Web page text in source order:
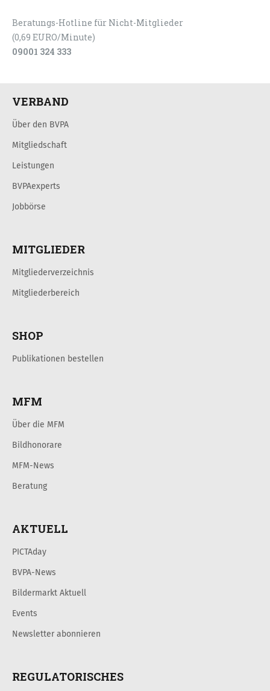
Beratungs-Hotline für Nicht-Mitglieder
(0,69 EURO/Minute)
09001 324 333
VERBAND
Über den BVPA
Mitgliedschaft
Leistungen
BVPAexperts
Jobbörse
MITGLIEDER
Mitgliederverzeichnis
Mitgliederbereich
SHOP
Publikationen bestellen
MFM
Über die MFM
Bildhonorare
MFM-News
Beratung
AKTUELL
PICTAday
BVPA-News
Bildermarkt Aktuell
Events
Newsletter abonnieren
REGULATORISCHES